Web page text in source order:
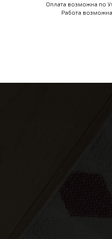
Оплата возможна по
Работа